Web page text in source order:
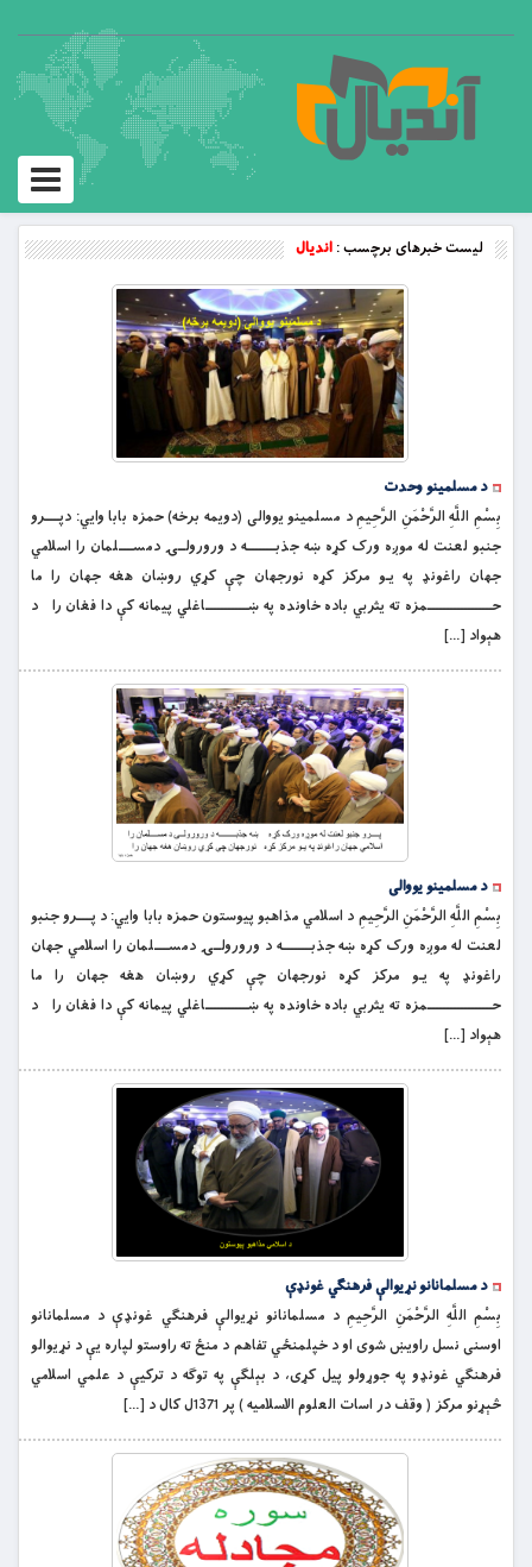
Toggle
لیست خبرهای برچسب :اندیال
د مسلمینو وحدت
بِسْمِ اللَّهِ الرَّحْمَنِ الرَّحِيمِ د مسلمینو یووالی (دویمه برخه) حمزه بابا وايي: دپــــرو
جنبو لعنت له موږه ورک کړه ښه جذبــــــــه د ورورولــۍ دمســــلمان را اسلامي
جهان راغونډ په يـو مرکز کړه نورجهان چې کړي روښان هغه جهان را ما
حــــــــــــــــــمزه ته يثربي باده خاونده په ښــــــــــــاغلي پيمانه کې دا فغان را د
هېواد […]
د مسلمینو یووالی
بِسْمِ اللَّهِ الرَّحْمَنِ الرَّحِيمِ د اسلامي مذاهبو پيوستون حمزه بابا وايي: د پــــرو جنبو
لعنت له موږه ورک کړه ښه جذبــــــــه د ورورولــۍ دمســــلمان را اسلامي جهان
راغونډ په يـو مرکز کړه نورجهان چې کړي روښان هغه جهان را ما
حــــــــــــــــــمزه ته يثربي باده خاونده په ښــــــــــــاغلي پيمانه کې دا فغان را د
هېواد […]
د مسلمانانو نړيوالې فرهنګي غونډې
بِسْمِ اللَّهِ الرَّحْمَنِ الرَّحِيمِ د مسلمانانو نړيوالې فرهنګي غونډې د مسلمانانو
اوسنى نسل راويښ شوى او د خپلمنځي تفاهم د منځ ته راوستو لپاره يې د نړيوالو
فرهنګي غونډو په جوړولو پيل كړى، د بېلګې په توګه د تركيې د علمي اسلامي
څېړنو مركز ( وقف در اسات العلوم الاسلاميه ) پر 1371ل كال د […]